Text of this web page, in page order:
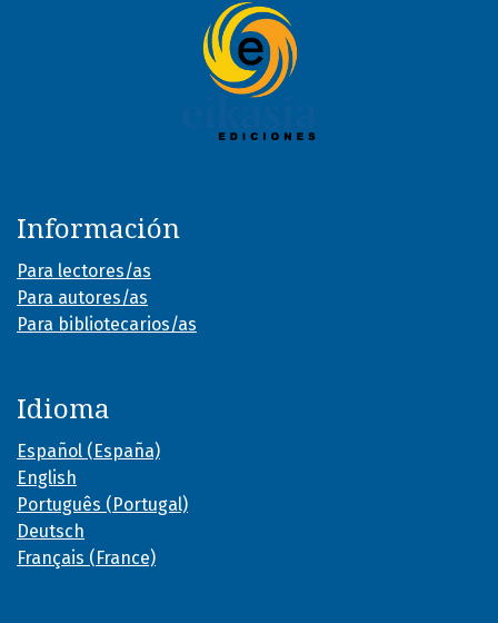
Información
Para lectores/as
Para autores/as
Para bibliotecarios/as
Idioma
Español (España)
English
Português (Portugal)
Deutsch
Français (France)